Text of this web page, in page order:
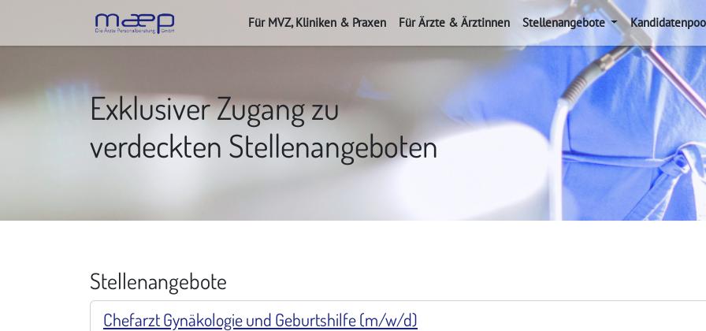
Für MVZ, Kliniken & Praxen Für Ärzte & Ärztinnen Stellenangebote
Exklusiver Zugang zu
verdeckten Stellenangeboten
Stellenangebote
Chefarzt Gynäkologie und Geburtshilfe (m/w/d)